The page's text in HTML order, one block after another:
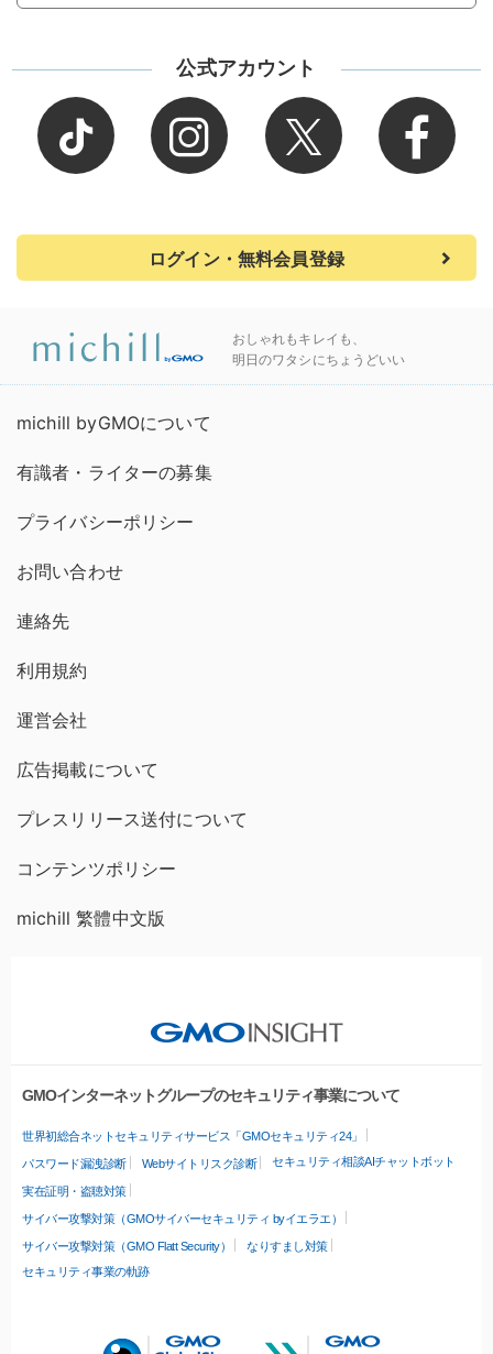
公式アカウント
ログイン・無料会員登録
おしゃれもキレイも、
明日のワタシにちょうどいい
michill byGMOについて
有識者・ライターの募集
プライバシーポリシー
お問い合わせ
連絡先
利用規約
運営会社
広告掲載について
プレスリリース送付について
コンテンツポリシー
michill 繁體中文版
GMOインターネットグループのセキュリティ事業について
世界初総合ネットセキュリティサービス「GMOセキュリティ24」
パスワード漏洩診断 Webサイトリスク診断 セキュリティ相談AIチャットボット
実在証明・盗聴対策
サイバー攻撃対策（GMOサイバーセキュリティ byイエラエ）
サイバー攻撃対策（GMO Flatt Security）
なりすまし対策
セキュリティ事業の軌跡